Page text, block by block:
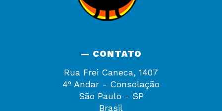
— CONTATO
Rua Frei Caneca, 1407
4º Andar - Consolação
São Paulo - SP
Brasil